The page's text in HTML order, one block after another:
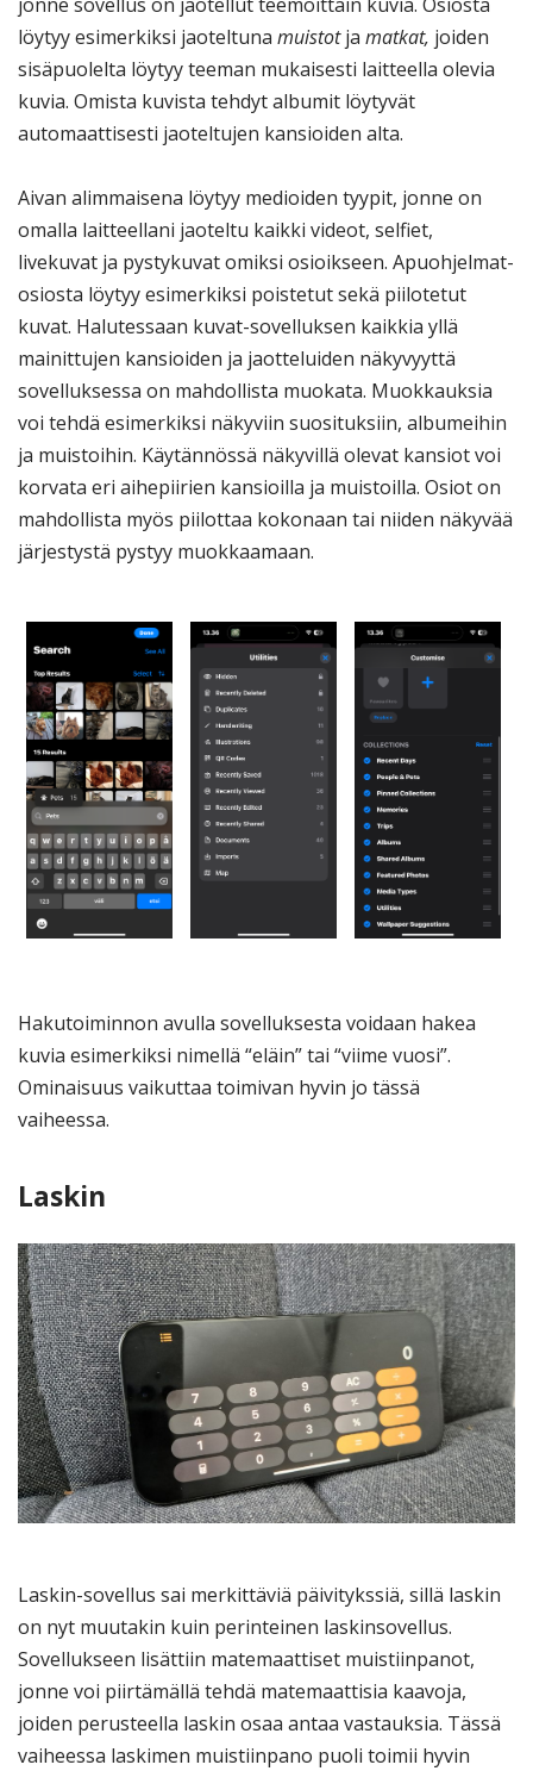
löytyy esimerkiksi jaoteltuna muistotja matkat, joiden
sisäpuolelta löytyy teeman mukaisesti laitteella olevia
kuvia. Omista kuvista tehdyt albumit löytyvät
automaattisesti jaoteltujen kansioiden alta.
Aivan alimmaisena löytyy medioiden tyypit, jonne on
omalla laitteellani jaoteltu kaikki videot, selfiet,
livekuvat ja pystykuvat omiksi osioikseen. Apuohjelmat-
osiosta löytyy esimerkiksi poistetut sekä piilotetut
kuvat. Halutessaan kuvat-sovelluksen kaikkia yllä
mainittujen kansioiden ja jaotteluiden näkyvyyttä
sovelluksessa on mahdollista muokata. Muokkauksia
voi tehdä esimerkiksi näkyviin suosituksiin, albumeihin
ja muistoihin. Käytännössä näkyvillä olevat kansiot voi
korvata eri aihepiirien kansioilla ja muistoilla. Osiot on
mahdollista myös piilottaa kokonaan tai niiden näkyvää
järjestystä pystyy muokkaamaan.
Hakutoiminnon avulla sovelluksesta voidaan hakea
kuvia esimerkiksi nimellä “eläin” tai “viime vuosi”.
Ominaisuus vaikuttaa toimivan hyvin jo tässä
vaiheessa.
Laskin
Laskin-sovellus sai merkittäviä päivitykssiä, sillä laskin
on nyt muutakin kuin perinteinen laskinsovellus.
Sovellukseen lisättiin matemaattiset muistiinpanot,
jonne voi piirtämällä tehdä matemaattisia kaavoja,
joiden perusteella laskin osaa antaa vastauksia. Tässä
vaiheessa laskimen muistiinpano puoli toimii hyvin